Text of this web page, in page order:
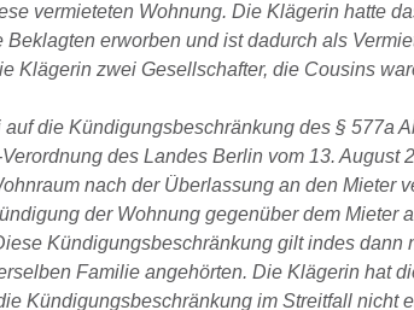
vermieteten Wohnung. Die Klägerin hatte
erworben und ist dadurch als
Klägerin zwei Gesellschafter, die Cousins
die Kündigungsbeschränkung des § 577a
des Landes Berlin vom 13. August
nach der Überlassung an den Mieter
der Wohnung gegenüber dem Mieter
Kündigungsbeschränkung gilt indes dann
Familie angehörten. Die Klägerin hat
Kündigungsbeschränkung im Streitfall nicht